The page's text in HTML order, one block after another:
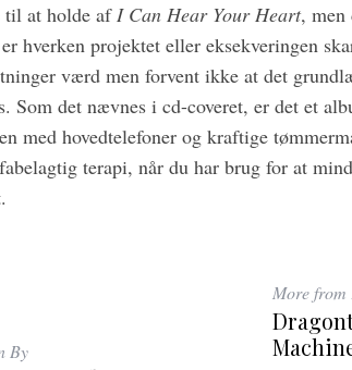
til at holde afI Can Hear Your Heart, men
hverken projektet eller eksekveringen
værd men forvent ikke at det
Som det nævnes i cd-coveret, er det et
med hovedtelefoner og kraftige
terapi, når du har brug for at
By
More